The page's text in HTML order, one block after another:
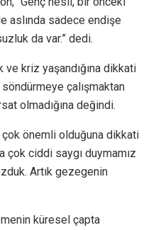
aslında sadece endişe
da var.” dedi.
kriz yaşandığına dikkati
söndürmeye çalışmaktan
olmadığına değindi.
çok önemli olduğuna dikkati
çok ciddi saygı duymamız
Artık gezegenin
küresel çapta